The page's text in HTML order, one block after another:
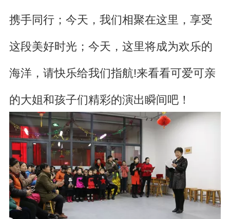
携手同行；今天，我们相聚在这里，享受
这段美好时光；今天，这里将成为欢乐的
海洋，请快乐给我们指航!来看看可爱可亲
的大姐和孩子们精彩的演出瞬间吧！